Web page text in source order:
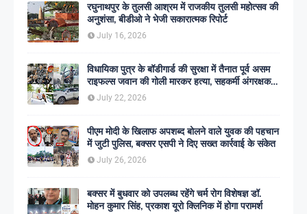
रघुनाथपुर के तुलसी आश्रम में राजकीय तुलसी महोत्सव की
अनुशंसा, बीडीओ ने भेजी सकारात्मक रिपोर्ट
July 16, 2026
विधायिका पुत्र के बॉडीगार्ड की सुरक्षा में तैनात पूर्व असम
राइफल्स जवान की गोली मारकर हत्या, सहकर्मी अंगरक्षक
गिरफ्तार
July 22, 2026
पीएम मोदी के खिलाफ अपशब्द बोलने वाले युवक की पहचान
में जुटी पुलिस, बक्सर एसपी ने दिए सख्त कार्रवाई के संकेत
July 26, 2026
बक्सर में बुधवार को उपलब्ध रहेंगे चर्म रोग विशेषज्ञ डॉ.
मोहन कुमार सिंह, प्रकाश यूरो क्लिनिक में होगा परामर्श